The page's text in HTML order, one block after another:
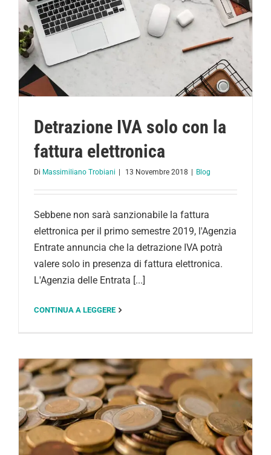
Detrazione IVA solo con la
fattura elettronica
Di Massimiliano Trobiani 13 Novembre 2018 Blog
Sebbene non sarà sanzionabile la fattura
elettronica per il primo semestre 2019, l'Agenzia
Entrate annuncia che la detrazione IVA potrà
valere solo in presenza di fattura elettronica.
L'Agenzia delle Entrata [...]
CONTINUA A LEGGERE